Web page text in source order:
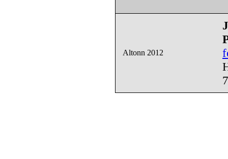
Altonn 2012